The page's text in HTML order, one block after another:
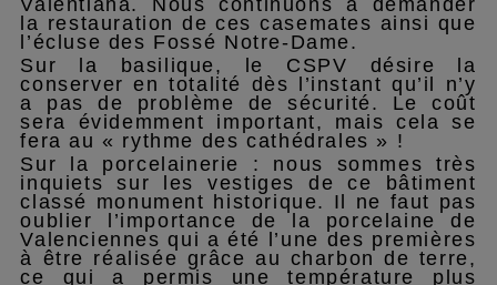
la restauration de ces casemates ainsi que
l’écluse des Fossé Notre-Dame.
Sur la basilique, le CSPV désire la
conserver en totalité dès l’instant qu’il n’y
a pas de problème de sécurité. Le coût
sera évidemment important, mais cela se
fera au « rythme des cathédrales » !
Sur la porcelainerie : nous sommes très
inquiets sur les vestiges de ce bâtiment
classé monument historique. Il ne faut pas
oublier l’importance de la porcelaine de
Valenciennes qui a été l’une des premières
à être réalisée grâce au charbon de terre,
ce qui a permis une température plus